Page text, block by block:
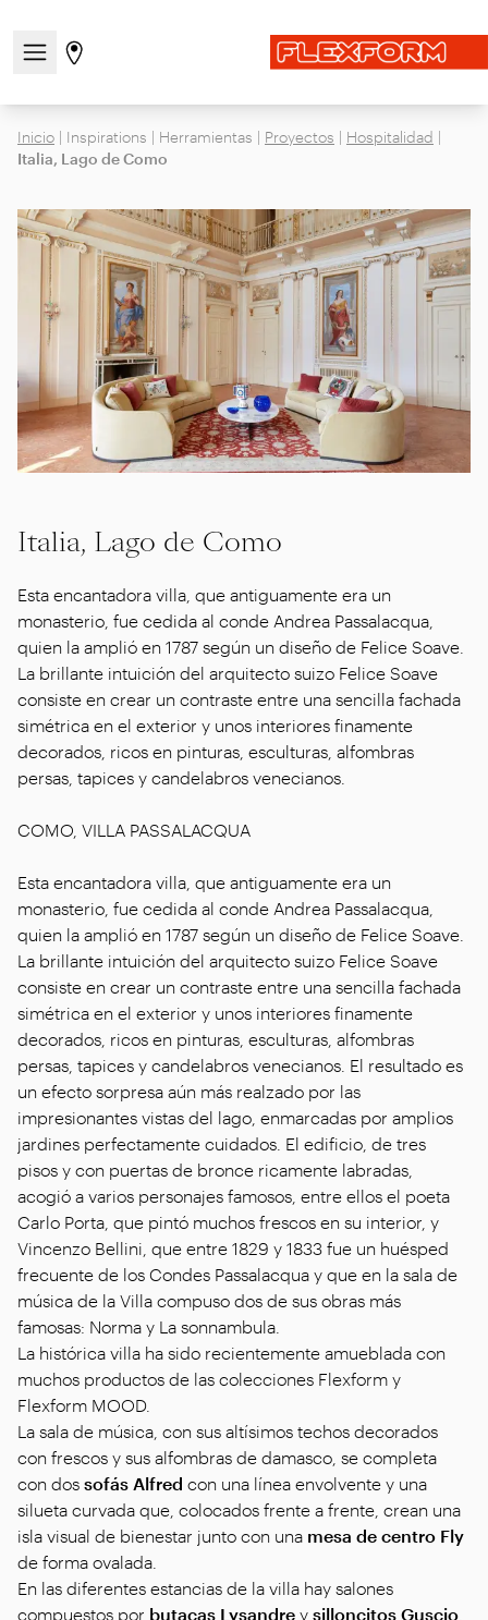
Abre/cierra el menú de navegación
Ir a la página de tiendas
Inicio | Inspirations | Herramientas | Proyectos | Hospitalidad |
Italia, Lago de Como
Italia, Lago de Como
Esta encantadora villa, que antiguamente era un
monasterio, fue cedida al conde Andrea Passalacqua,
quien la amplió en 1787 según un diseño de Felice Soave.
La brillante intuición del arquitecto suizo Felice Soave
consiste en crear un contraste entre una sencilla fachada
simétrica en el exterior y unos interiores finamente
decorados, ricos en pinturas, esculturas, alfombras
persas, tapices y candelabros venecianos.
COMO, VILLA PASSALACQUA
Esta encantadora villa, que antiguamente era un
monasterio, fue cedida al conde Andrea Passalacqua,
quien la amplió en 1787 según un diseño de Felice Soave.
La brillante intuición del arquitecto suizo Felice Soave
consiste en crear un contraste entre una sencilla fachada
simétrica en el exterior y unos interiores finamente
decorados, ricos en pinturas, esculturas, alfombras
persas, tapices y candelabros venecianos. El resultado es
un efecto sorpresa aún más realzado por las
impresionantes vistas del lago, enmarcadas por amplios
jardines perfectamente cuidados. El edificio, de tres
pisos y con puertas de bronce ricamente labradas,
acogió a varios personajes famosos, entre ellos el poeta
Carlo Porta, que pintó muchos frescos en su interior, y
Vincenzo Bellini, que entre 1829 y 1833 fue un huésped
frecuente de los Condes Passalacqua y que en la sala de
música de la Villa compuso dos de sus obras más
famosas: Norma y La sonnambula.
La histórica villa ha sido recientemente amueblada con
muchos productos de las colecciones Flexform y
Flexform MOOD.
La sala de música, con sus altísimos techos decorados
con frescos y sus alfombras de damasco, se completa
con dos sofás Alfred con una línea envolvente y una
silueta curvada que, colocados frente a frente, crean una
isla visual de bienestar junto con una mesa de centro Fly
de forma ovalada.
En las diferentes estancias de la villa hay salones
compuestos por butacas Lysandre y silloncitos Guscio